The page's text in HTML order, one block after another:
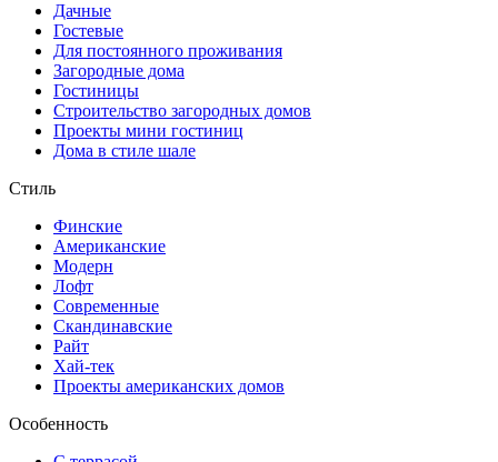
Дачные
Гостевые
Для постоянного проживания
Загородные дома
Гостиницы
Строительство загородных домов
Проекты мини гостиниц
Дома в стиле шале
Стиль
Финские
Американские
Модерн
Лофт
Современные
Скандинавские
Райт
Хай-тек
Проекты американских домов
Особенность